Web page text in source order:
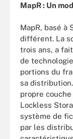
MapR : Un
MapR, basé à
différent. La
trois ans, a
de
portions du
sa
propre
Lockless
système de
par les